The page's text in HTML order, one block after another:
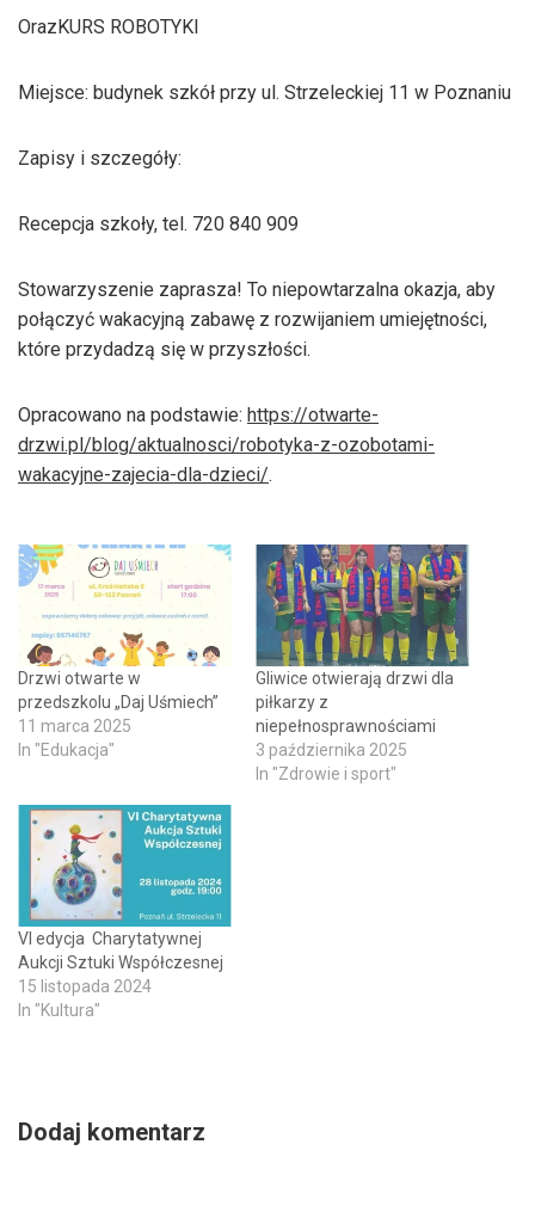
OrazKURS ROBOTYKI
Miejsce: budynek szkół przy ul. Strzeleckiej 11 w Poznaniu
Zapisy i szczegóły:
Recepcja szkoły, tel. 720 840 909
Stowarzyszenie zaprasza! To niepowtarzalna okazja, aby
połączyć wakacyjną zabawę z rozwijaniem umiejętności,
które przydadzą się w przyszłości.
Opracowano na podstawie: https://otwarte-
drzwi.pl/blog/aktualnosci/robotyka-z-ozobotami-
wakacyjne-zajecia-dla-dzieci/.
Drzwi otwarte w
przedszkolu „Daj Uśmiech”
11 marca 2025
In "Edukacja"
Gliwice otwierają drzwi dla
piłkarzy z
niepełnosprawnościami
3 października 2025
In "Zdrowie i sport"
VI edycja Charytatywnej
Aukcji Sztuki Współczesnej
15 listopada 2024
In "Kultura"
Dodaj komentarz